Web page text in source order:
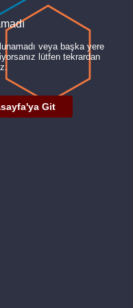
veya başka yere
lütfen tekrardan
Git